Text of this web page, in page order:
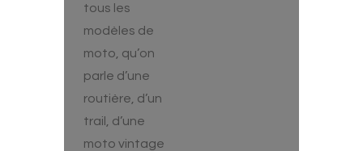
tous les
modèles de
moto, qu’on
parle d’une
routière, d’un
trail, d’une
moto vintage